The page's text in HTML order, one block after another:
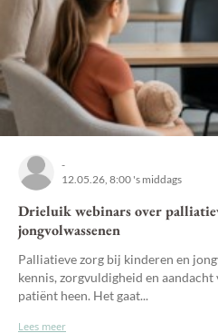
-
12.05.26, 8:00 's middags
Drieluik webinars over
jongvolwassenen
Palliatieve zorg bij kinderen en
kennis, zorgvuldigheid en
patiënt heen. Het gaat...
Lees meer